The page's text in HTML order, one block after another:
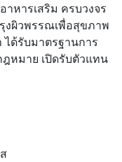
าหารเสริม ครบวงจร
งผิวพรรณเพื่อสุขภาพ
ได้รับมาตรฐานการ
ฎหมาย เปิดรับตัวแทน